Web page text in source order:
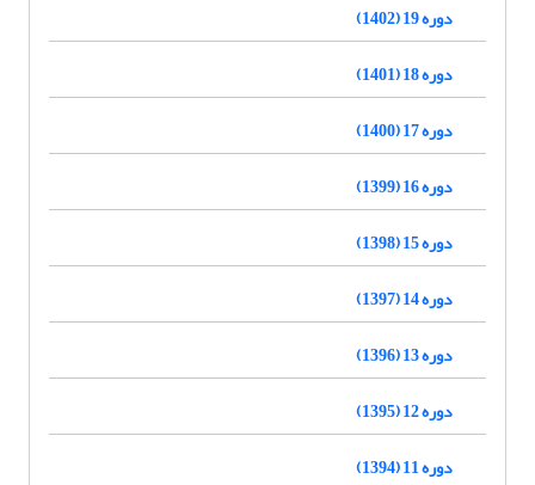
دوره 19 (1402)
دوره 18 (1401)
دوره 17 (1400)
دوره 16 (1399)
دوره 15 (1398)
دوره 14 (1397)
دوره 13 (1396)
دوره 12 (1395)
دوره 11 (1394)